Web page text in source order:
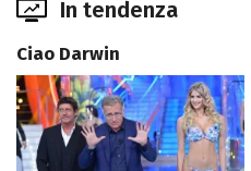
In tendenza
Ciao Darwin